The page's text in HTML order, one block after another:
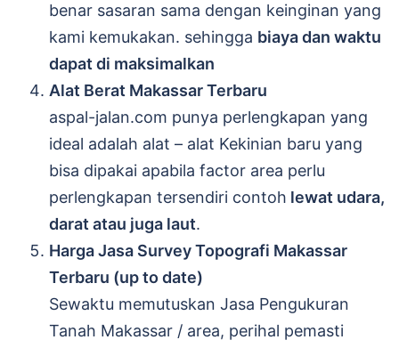
benar sasaran sama dengan keinginan yang
kami kemukakan. sehingga biaya dan waktu
dapat di maksimalkan
Alat Berat Makassar Terbaru
aspal-jalan.com punya perlengkapan yang
ideal adalah alat – alat Kekinian baru yang
bisa dipakai apabila factor area perlu
perlengkapan tersendiri contoh lewat udara,
darat atau juga laut.
Harga Jasa Survey Topografi Makassar
Terbaru (up to date)
Sewaktu memutuskan Jasa Pengukuran
Tanah Makassar / area, perihal pemasti